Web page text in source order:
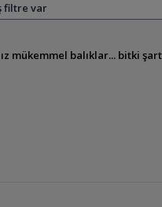
filtre var
mükemmel balıklar... bitki